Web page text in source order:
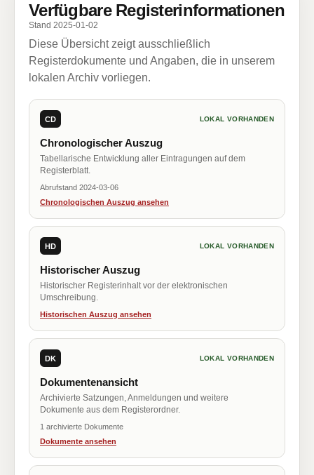
Verfügbare Registerinformationen
Stand 2025-01-02
Diese Übersicht zeigt ausschließlich
Registerdokumente und Angaben, die in unserem
lokalen Archiv vorliegen.
CD LOKAL VORHANDEN
Chronologischer Auszug
Tabellarische Entwicklung aller Eintragungen auf dem
Registerblatt.
Abrufstand 2024-03-06
Chronologischen Auszug ansehen
HD LOKAL VORHANDEN
Historischer Auszug
Historischer Registerinhalt vor der elektronischen
Umschreibung.
Historischen Auszug ansehen
DK LOKAL VORHANDEN
Dokumentenansicht
Archivierte Satzungen, Anmeldungen und weitere
Dokumente aus dem Registerordner.
1 archivierte Dokumente
Dokumente ansehen